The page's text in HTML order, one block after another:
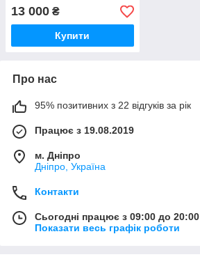
13 000 ₴
Купити
Про нас
95% позитивних з 22 відгуків за рік
Працює з 19.08.2019
м. Дніпро
Дніпро, Україна
Контакти
Сьогодні працює з 09:00 до 20:00
Показати весь графік роботи